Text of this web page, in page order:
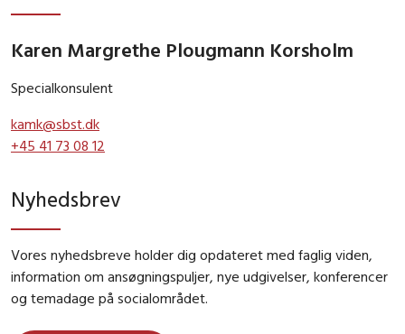
Karen Margrethe Plougmann Korsholm
Specialkonsulent
kamk@sbst.dk
+45 41 73 08 12
Nyhedsbrev
Vores nyhedsbreve holder dig opdateret med faglig viden,
information om ansøgningspuljer, nye udgivelser, konferencer
og temadage på socialområdet.